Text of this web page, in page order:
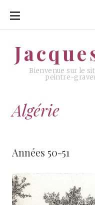
ALLER
CONTENU
Bienvenue sur le
peintre-
Algérie
Années 50-51